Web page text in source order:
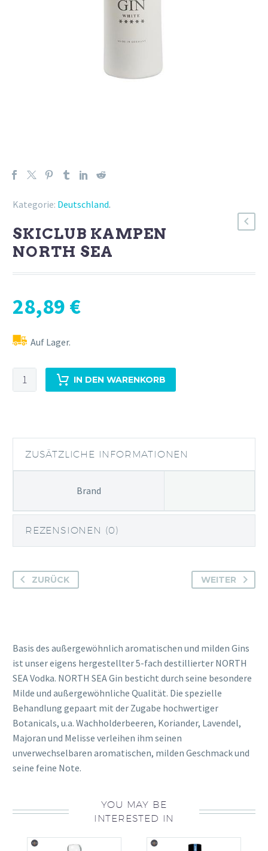
Kategorie: Deutschland.
SKICLUB KAMPEN
NORTH SEA
28,89 €
Auf Lager.
Skiclub
Kampen
IN DEN WARENKORB
ZUSÄTZLICHE INFORMATIONEN
Brand
REZENSIONEN (0)
ZURÜCK WEITER
Basis des außergewöhnlich aromatischen und milden Gins
ist unser eigens hergestellter 5-fach destillierter NORTH
SEA Vodka. NORTH SEA Gin besticht durch seine besondere
Milde und außergewöhnliche Qualität. Die spezielle
Behandlung gepaart mit der Zugabe hochwertiger
Botanicals, u.a. Wachholderbeeren, Koriander, Lavendel,
Majoran und Melisse verleihen ihm seinen
unverwechselbaren aromatischen, milden Geschmack und
seine feine Note.
YOU MAY BE
INTERESTED IN